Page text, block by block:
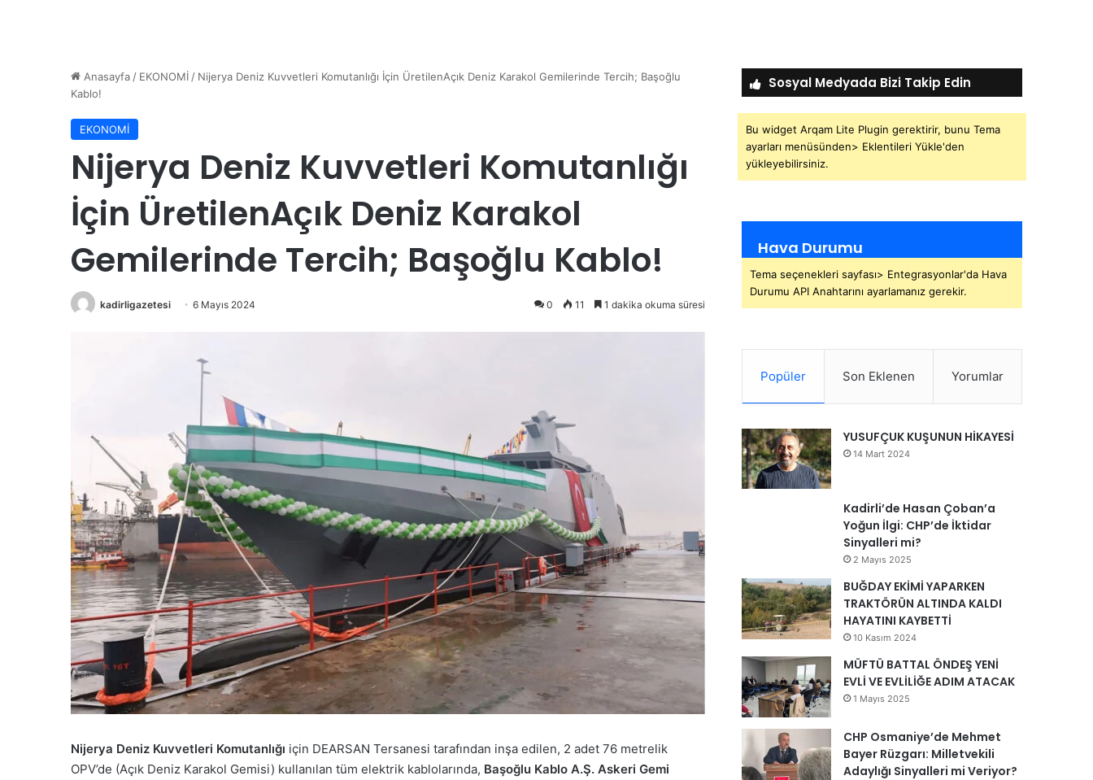
Anasayfa / EKONOMİ / Nijerya Deniz Kuvvetleri Komutanlığı İçin ÜretilenAçık Deniz Karakol Gemilerinde Tercih; Başoğlu
Kablo!
EKONOMİ
Nijerya Deniz Kuvvetleri Komutanlığı
İçin ÜretilenAçık Deniz Karakol
Gemilerinde Tercih; Başoğlu Kablo!
kadirligazetesi 6 Mayıs 2024 0 11 1 dakika okuma süresi
Nijerya Deniz Kuvvetleri Komutanlığı için DEARSAN Tersanesi tarafından inşa edilen, 2 adet 76 metrelik
OPV’de (Açık Deniz Karakol Gemisi) kullanılan tüm elektrik kablolarında, Başoğlu Kablo A.Ş. Askeri Gemi
Sosyal Medyada Bizi Takip Edin
Bu widget Arqam Lite Plugin gerektirir, bunu Tema
ayarları menüsünden> Eklentileri Yükle'den
yükleyebilirsiniz.
Hava Durumu
Tema seçenekleri sayfası> Entegrasyonlar'da Hava
Durumu API Anahtarını ayarlamanız gerekir.
Popüler Son Eklenen Yorumlar
YUSUFÇUK KUŞUNUN HİKAYESİ
14 Mart 2024
Kadirli’de Hasan Çoban’a
Yoğun İlgi: CHP’de İktidar
Sinyalleri mi?
2 Mayıs 2025
BUĞDAY EKİMİ YAPARKEN
TRAKTÖRÜN ALTINDA KALDI
HAYATINI KAYBETTİ
10 Kasım 2024
MÜFTÜ BATTAL ÖNDEŞ YENİ
EVLİ VE EVLİLİĞE ADIM ATACAK
1 Mayıs 2025
CHP Osmaniye’de Mehmet
Bayer Rüzgarı: Milletvekili
Adaylığı Sinyalleri mi Veriyor?